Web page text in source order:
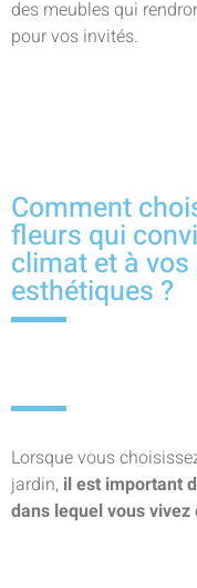
des meubles qui
pour vos invités.
Comment
fleurs qui
climat et à
esthétiques ?
Lorsque vous
jardin, il est important
dans lequel vous